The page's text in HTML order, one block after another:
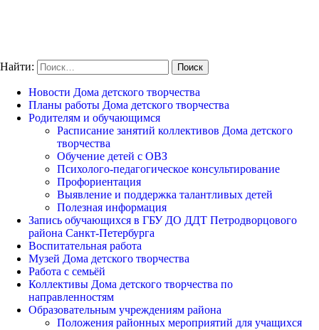
Найти:
Новости Дома детского творчества
Планы работы Дома детского творчества
Родителям и обучающимся
Расписание занятий коллективов Дома детского
творчества
Обучение детей с ОВЗ
Психолого-педагогическое консультирование
Профориентация
Выявление и поддержка талантливых детей
Полезная информация
Запись обучающихся в ГБУ ДО ДДТ Петродворцового
района Санкт-Петербурга
Воспитательная работа
Музей Дома детского творчества
Работа с семьёй
Коллективы Дома детского творчества по
направленностям
Образовательным учреждениям района
Положения районных мероприятий для учащихся